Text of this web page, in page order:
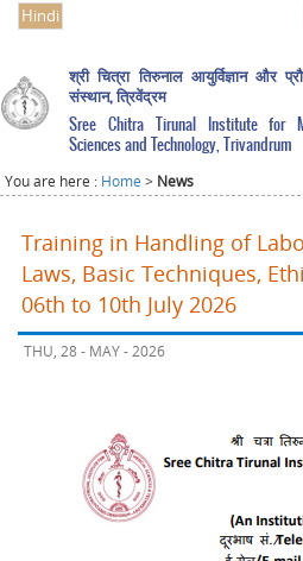
Hindi
श्री चित्रा तिरुनाल आयुर्विज्ञान और
संस्थान, त्रिवेंद्रम
Sree Chitra Tirunal Institute for
Sciences and Technology, Trivandrum
You are here : Home > News
Training in Handling of
Laws, Basic Techniques,
06th to 10th July 2026
THU, 28 - MAY - 2026